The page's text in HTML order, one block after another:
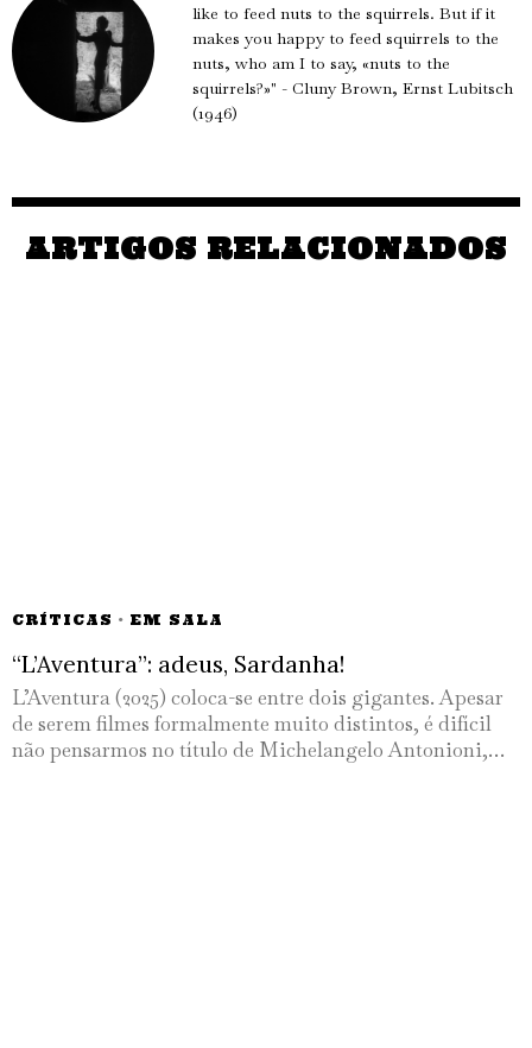
like to feed nuts to the squirrels. But if it
makes you happy to feed squirrels to the
nuts, who am I to say, «nuts to the
squirrels?»" - Cluny Brown, Ernst Lubitsch
(1946)
ARTIGOS RELACIONADOS
CRÍTICAS · EM SALA
“L’Aventura”: adeus, Sardanha!
L’Aventura (2025) coloca-se entre dois gigantes. Apesar
de serem filmes formalmente muito distintos, é difícil
não pensarmos no título de Michelangelo Antonioni,…